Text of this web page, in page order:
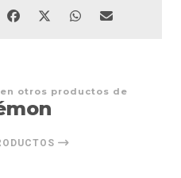
otros productos de